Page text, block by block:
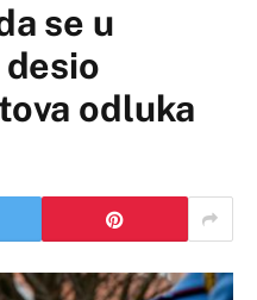
se u
odluka